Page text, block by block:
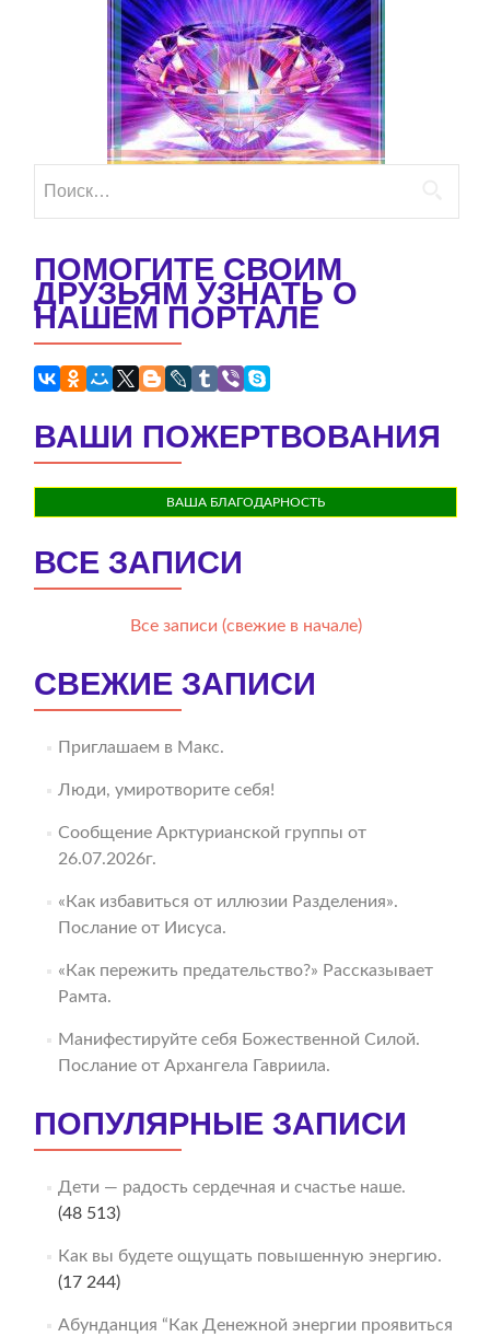
ПОМОГИТЕ СВОИМ
ДРУЗЬЯМ УЗНАТЬ О
НАШЕМ ПОРТАЛЕ
ВАШИ ПОЖЕРТВОВАНИЯ
ВАША БЛАГОДАРНОСТЬ
ВСЕ ЗАПИСИ
Все записи (свежие в начале)
СВЕЖИЕ ЗАПИСИ
Приглашаем в Макс.
Люди, умиротворите себя!
Сообщение Арктурианской группы от
26.07.2026г.
«Как избавиться от иллюзии Разделения».
Послание от Иисуса.
«Как пережить предательство?» Рассказывает
Рамта.
Манифестируйте себя Божественной Силой.
Послание от Архангела Гавриила.
ПОПУЛЯРНЫЕ ЗАПИСИ
Дети — радость сердечная и счастье наше.
(48 513)
Как вы будете ощущать повышенную энергию.
(17 244)
Абунданция “Как Денежной энергии проявиться